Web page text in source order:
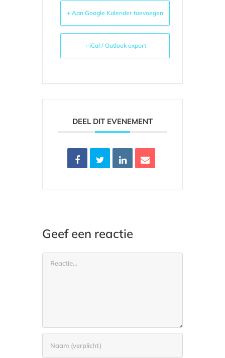
+ Aan Google Kalender toevoegen
+ iCal / Outlook export
DEEL DIT EVENEMENT
Geef een reactie
Reactie